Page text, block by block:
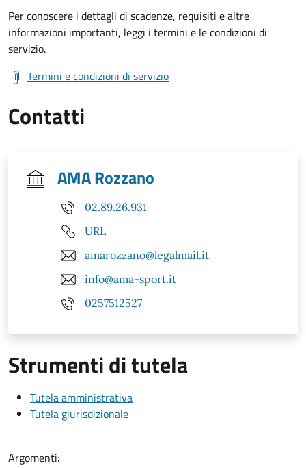
Per conoscere i dettagli di scadenze, requisiti e altre
informazioni importanti, leggi i termini e le condizioni di
servizio.
Termini e condizioni di servizio
Contatti
AMA Rozzano
02.89.26.931
URL
amarozzano@legalmail.it
info@ama-sport.it
0257512527
Strumenti di tutela
Tutela amministrativa
Tutela giurisdizionale
Argomenti: